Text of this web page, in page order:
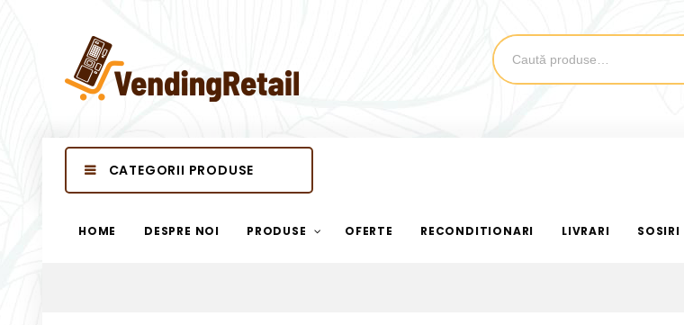
CATEGORII PRODUSE
HOME DESPRE NOI PRODUSE OFERTE RECONDITIONARI LIVRARI SOSIRI